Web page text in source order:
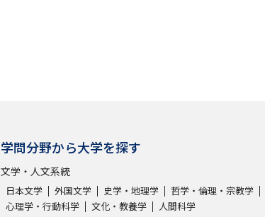
志望校・出願校を調べる
併願校選び 受験スケジュールを立てよう
学問分野から大学を探す
文学・人文系統
日本文学 外国文学 史学・地理学
哲学・倫理・宗教学
心理学・行動科学
文化・教養学 人間科学